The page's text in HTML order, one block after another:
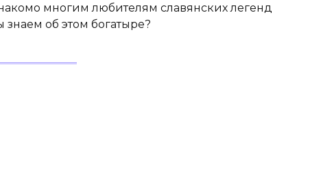
многим любителям славянских легенд
об этом богатыре?